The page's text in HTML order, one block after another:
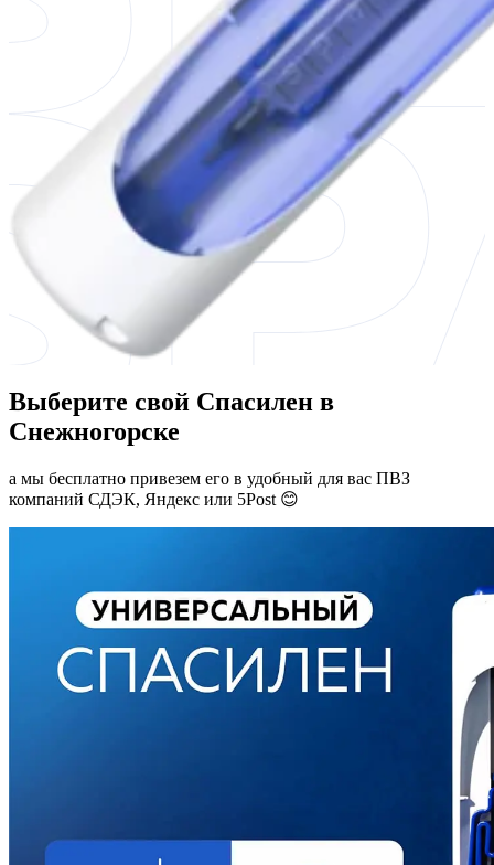
Выберите свой Спасилен в
Снежногорске
а мы бесплатно привезем его в удобный для вас ПВЗ
компаний СДЭК, Яндекс или 5Post 😊